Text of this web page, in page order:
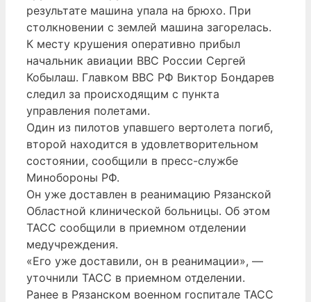
результате машина упала на брюхо. При
столкновении с землей машина загорелась.
К месту крушения оперативно прибыл
начальник авиации ВВС России Сергей
Кобылаш. Главком ВВС РФ Виктор Бондарев
следил за происходящим с пункта
управления полетами.
Один из пилотов упавшего вертолета погиб,
второй находится в удовлетворительном
состоянии, сообщили в пресс-службе
Минобороны РФ.
Он уже доставлен в реанимацию Рязанской
Областной клинической больницы. Об этом
ТАСС сообщили в приемном отделении
медучреждения.
«Его уже доставили, он в реанимации», —
уточнили ТАСС в приемном отделении.
Ранее в Рязанском военном госпитале ТАСС